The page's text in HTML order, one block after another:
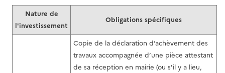
Nature de
l'investissement
Obligations spécifiques
Copie de la déclaration d’achèvement des
travaux accompagnée d’une pièce attestant
de sa réception en mairie (ou s'il y a lieu,